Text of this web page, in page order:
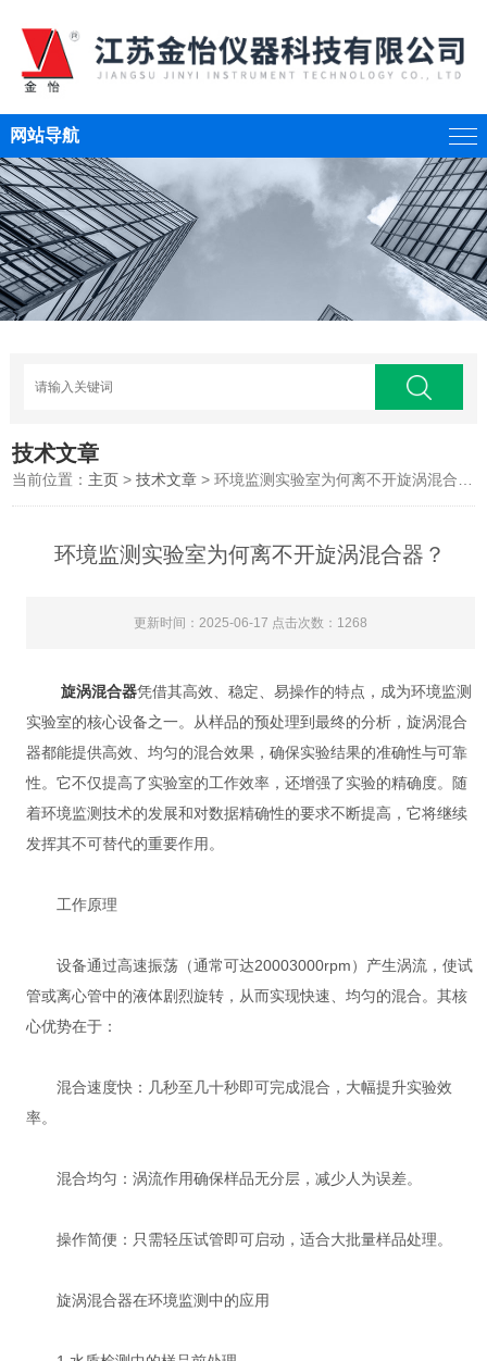
网站导航
技术文章
当前位置： 主页 >技术文章 > 环境监测实验室为何离不开旋涡混合器？
环境监测实验室为何离不开旋涡混合器？
更新时间：2025-06-17 点击次数：1268
旋涡混合器凭借其高效、稳定、易操作的特点，成为环境监测
实验室的核心设备之一。从样品的预处理到最终的分析，旋涡混合
器都能提供高效、均匀的混合效果，确保实验结果的准确性与可靠
性。它不仅提高了实验室的工作效率，还增强了实验的精确度。随
着环境监测技术的发展和对数据精确性的要求不断提高，它将继续
发挥其不可替代的重要作用。
工作原理
设备通过高速振荡（通常可达20003000rpm）产生涡流，使试
管或离心管中的液体剧烈旋转，从而实现快速、均匀的混合。其核
心优势在于：
混合速度快：几秒至几十秒即可完成混合，大幅提升实验效
率。
混合均匀：涡流作用确保样品无分层，减少人为误差。
操作简便：只需轻压试管即可启动，适合大批量样品处理。
旋涡混合器在环境监测中的应用